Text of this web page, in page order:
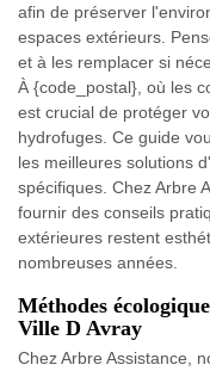
afin de préserver
espaces extérieurs.
et à les remplacer si
À {code_postal}, où les
est crucial de protéger
hydrofuges. Ce guide
les meilleures solutions
spécifiques. Chez Arbre
fournir des conseils
extérieures restent
nombreuses années.
Méthodes
Ville D Avray
Chez Arbre Assistance,